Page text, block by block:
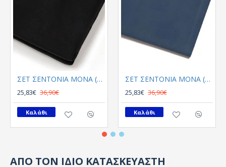
ΣΕΤ ΣΕΝΤΟΝΙΑ ΜΟΝΑ (Λ) 170X270 URBAN LINE BLACK
25,83€ 36,90€
Καλάθι
ΣΕΤ ΣΕΝΤΟΝΙΑ ΜΟΝΑ (Λ) 170X270 URBAN LINE BLUE
25,83€ 36,90€
Καλάθι
ΑΠΟ ΤΟΝ ΙΔΙΟ ΚΑΤΑΣΚΕΥΑΣΤΗ